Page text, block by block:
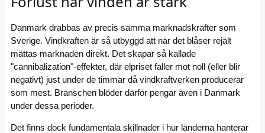
Danmark drabbas av precis samma marknadskrafter som
Sverige. Vindkraften är så utbyggd att när det blåser rejält
mättas marknaden direkt. Det skapar så kallade
"cannibalization"-effekter, där elpriset faller mot noll (eller blir
negativt) just under de timmar då vindkraftverken producerar
som mest. Branschen blöder därför pengar även i Danmark
under dessa perioder.
Det finns dock fundamentala skillnader i hur länderna hanterar